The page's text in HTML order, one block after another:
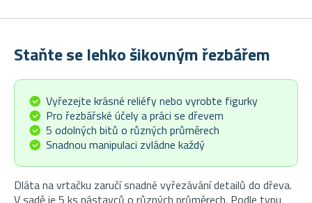
Staňte se lehko šikovným řezbářem
Vyřezejte krásné reliéfy nebo vyrobte figurky
Pro řezbářské účely a práci se dřevem
5 odolných bitů o různých průměrech
Snadnou manipulaci zvládne každý
Dláta na vrtačku zaručí snadné vyřezávání detailů do dřeva.
V sadě je 5 ks nástavců o různých průměrech. Podle typu